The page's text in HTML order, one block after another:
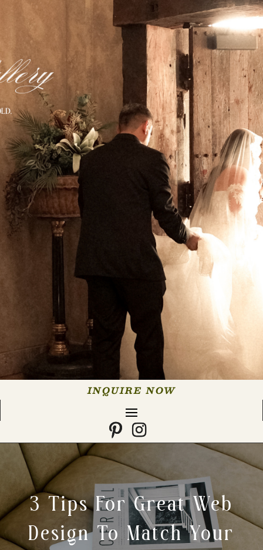
INQUIRE NOW
3 Tips For Great Web
Design To Match Your